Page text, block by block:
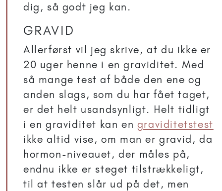
dig, så godt jeg kan.
GRAVID
Allerførst vil jeg skrive, at du ikke er
20 uger henne i en graviditet. Med
så mange test af både den ene og
anden slags, som du har fået taget,
er det helt usandsynligt. Helt tidligt
i en graviditet kan en graviditetstest
ikke altid vise, om man er gravid, da
hormon-niveauet, der måles på,
endnu ikke er steget tilstrækkeligt,
til at testen slår ud på det, men